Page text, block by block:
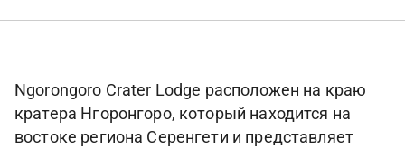
Ngorongoro Crater Lodge расположен на краю
кратера Нгоронгоро, который находится на
востоке региона Серенгети и представляет